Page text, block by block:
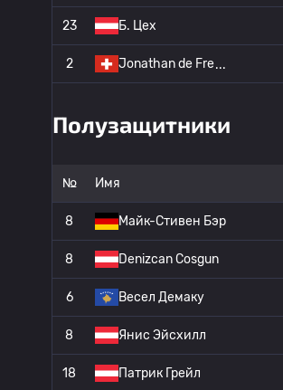
23 Б. Цех
2 Jonathan de Fre
Полузащитники
№ Имя
8 Майк-Стивен Бэр
8 Denizcan Cosgun
6 Весел Демаку
8 Янис Эйсхилл
18 Патрик Грейл